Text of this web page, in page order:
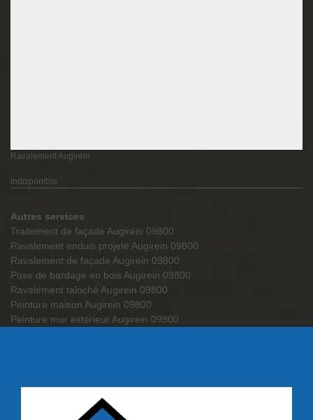
Ravalement Augirein
indisponible
Autres services
Traitement de façade Augirein 09800
Ravalement enduis projeté Augirein 09800
Ravalement de façade Augirein 09800
Pose de bardage en bois Augirein 09800
Ravalement taloché Augirein 09800
Peinture maison Augirein 09800
Peinture mur extérieur Augirein 09800